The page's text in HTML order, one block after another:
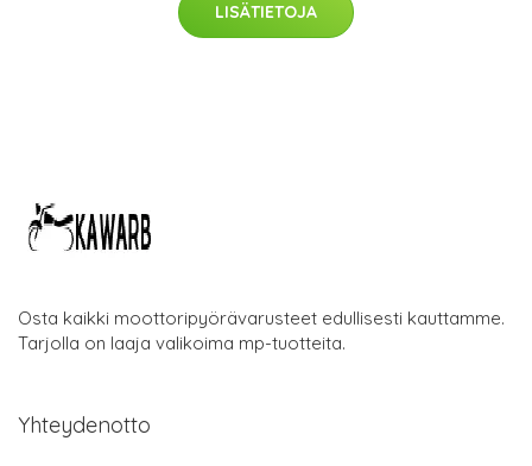
LISÄTIETOJA
Osta kaikki moottoripyörävarusteet edullisesti kauttamme.
Tarjolla on laaja valikoima mp-tuotteita.
Yhteydenotto